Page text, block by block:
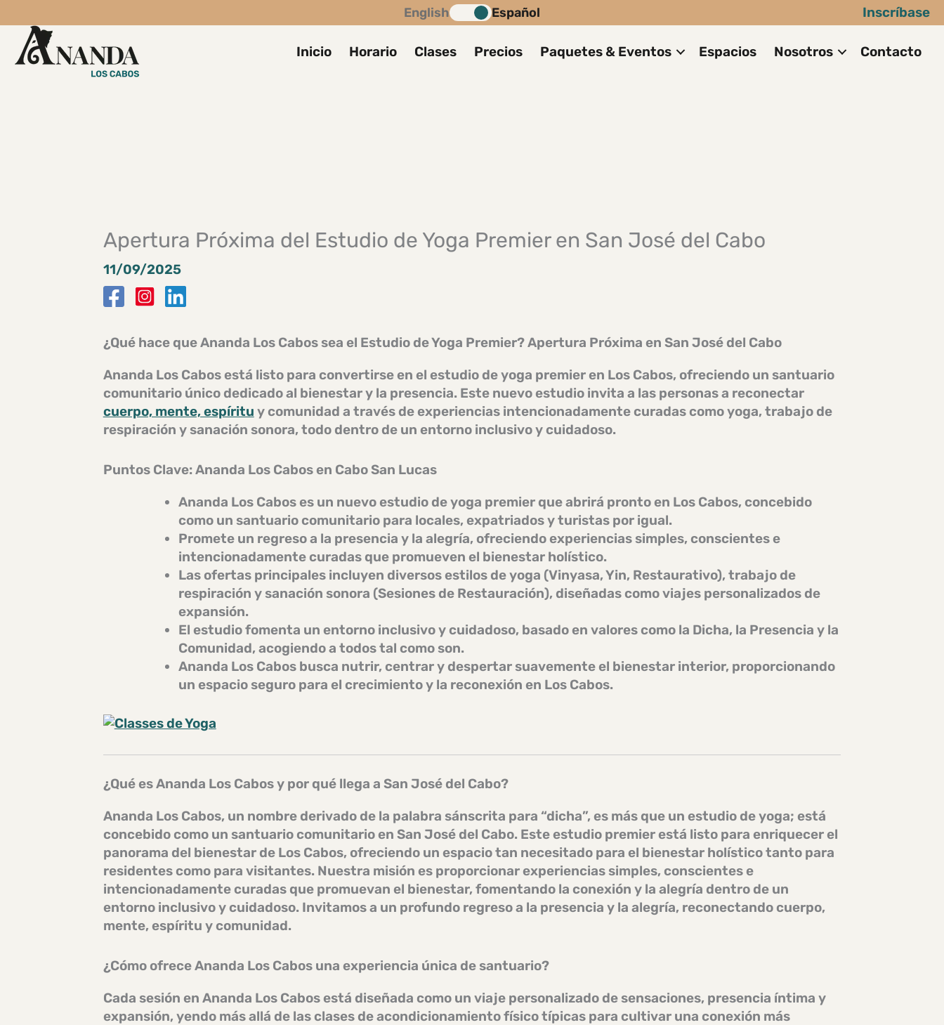
to
content
English Español Inscríbase
Inicio Horario Clases Precios Paquetes & Eventos Espacios Nosotros Contacto
Apertura Próxima del Estudio de Yoga Premier en San José del Cabo
11/09/2025
¿Qué hace que Ananda Los Cabos sea el Estudio de Yoga Premier? Apertura Próxima en San José del Cabo
Ananda Los Cabos está listo para convertirse en el estudio de yoga premier en Los Cabos, ofreciendo un santuario
comunitario único dedicado al bienestar y la presencia. Este nuevo estudio invita a las personas a reconectar
cuerpo, mente, espíritu y comunidad a través de experiencias intencionadamente curadas como yoga, trabajo de
respiración y sanación sonora, todo dentro de un entorno inclusivo y cuidadoso.
Puntos Clave: Ananda Los Cabos en Cabo San Lucas
Ananda Los Cabos es un nuevoestudio de yoga premierque abrirá pronto en Los Cabos, concebido
como un santuario comunitariopara locales, expatriados y turistas por igual.
Promete un regreso a la presencia y la alegría, ofreciendo experiencias simples, conscientes e
intencionadamente curadas que promueven el bienestar holístico.
Las ofertas principales incluyen diversos estilos deyoga (Vinyasa, Yin, Restaurativo), trabajo de
respiración y sanación sonora (Sesiones de Restauración), diseñadas como viajes personalizados de
expansión.
El estudio fomenta un entorno inclusivo y cuidadoso, basado en valores como la Dicha, la Presencia y la
Comunidad, acogiendo a todos tal como son.
Ananda Los Cabos busca nutrir, centrar y despertar suavemente el bienestar interior, proporcionando
un espacio seguropara el crecimiento y la reconexión en Los Cabos.
¿Qué es Ananda Los Cabos y por qué llega a San José del Cabo?
Ananda Los Cabos, un nombre derivado de la palabra sánscrita para “dicha”, es más que un estudio de yoga; está
concebido como un santuario comunitarioen San José del Cabo. Este estudio premier está listo para enriquecer el
panorama del bienestar de Los Cabos, ofreciendo un espacio tan necesitado para el bienestar holístico tanto para
residentes como para visitantes. Nuestra misión es proporcionar experiencias simples, conscientes e
intencionadamente curadas que promuevan el bienestar, fomentando la conexión y la alegría dentro de un
entorno inclusivo y cuidadoso. Invitamos a un profundo regreso a la presencia y la alegría, reconectando cuerpo,
mente, espíritu y comunidad.
¿Cómo ofrece Ananda Los Cabos una experiencia única de santuario?
Cada sesión en Ananda Los Cabos está diseñada como un viaje personalizado de sensaciones, presencia íntima y
expansión, yendo más allá de las clases de acondicionamiento físico típicas para cultivar una conexión más